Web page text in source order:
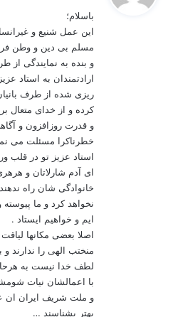
باسلام؛
این عمل شنیع و
مسلم بی دین و وطن
و بنده به نمایندگی از
ارادتمندان به استاد
ریزی شده از طرف
کرده و از خدای متعال
و قدرت روزافزون و
خطرناکرا مسئلت می
استاد عزیز تو در قلب
ای آدم شارلاتان و
خانوادگی شان راه
نخواهد کرد و ما
ایم و خواهیم ایستاد .
اصلا بعضی مکانها
منختب الهی را ندارند و
لطف خدا نیست به
با اعمالشان نیات
و ملت شریف ایران ان
بهتر بشناسند …